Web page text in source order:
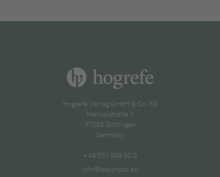
Hogrefe Verlag GmbH & Co. KG
Merkelstraße 3
37085 Göttingen
Germany
+49 551 999 50 0
info@psychjob.eu